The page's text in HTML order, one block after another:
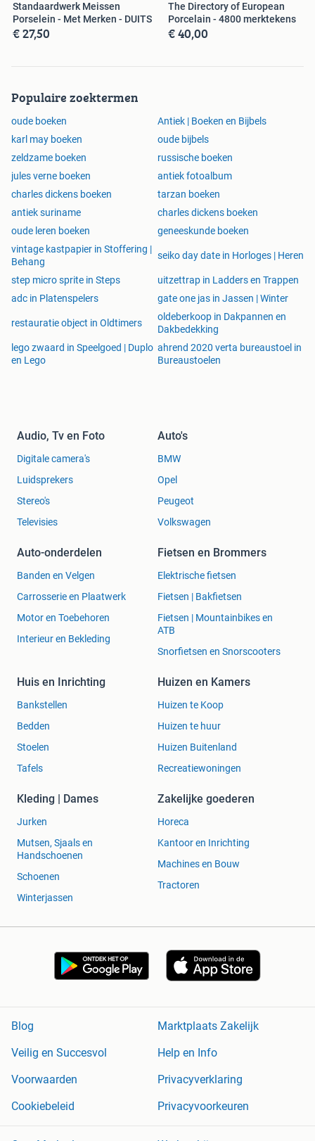
Standaardwerk Meissen
Porselein - Met Merken - DUITS
€ 27,50
The Directory of European
Porcelain - 4800 merktekens
€ 40,00
Populaire zoektermen
oude boeken
Antiek | Boeken en Bijbels
karl may boeken
oude bijbels
zeldzame boeken
russische boeken
jules verne boeken
antiek fotoalbum
charles dickens boeken
tarzan boeken
antiek suriname
charles dickens boeken
oude leren boeken
geneeskunde boeken
vintage kastpapier in Stoffering |
Behang
seiko day date in Horloges | Heren
step micro sprite in Steps
uitzettrap in Ladders en Trappen
adc in Platenspelers
gate one jas in Jassen | Winter
restauratie object in Oldtimers
oldeberkoop in Dakpannen en
Dakbedekking
lego zwaard in Speelgoed | Duplo
en Lego
ahrend 2020 verta bureaustoel in
Bureaustoelen
Audio, Tv en Foto
Digitale camera's
Luidsprekers
Stereo's
Televisies
Auto's
BMW
Opel
Peugeot
Volkswagen
Auto-onderdelen
Banden en Velgen
Carrosserie en Plaatwerk
Motor en Toebehoren
Interieur en Bekleding
Fietsen en Brommers
Elektrische fietsen
Fietsen | Bakfietsen
Fietsen | Mountainbikes en
ATB
Snorfietsen en Snorscooters
Huis en Inrichting
Bankstellen
Bedden
Stoelen
Tafels
Huizen en Kamers
Huizen te Koop
Huizen te huur
Huizen Buitenland
Recreatiewoningen
Kleding | Dames
Jurken
Mutsen, Sjaals en
Handschoenen
Schoenen
Winterjassen
Zakelijke goederen
Horeca
Kantoor en Inrichting
Machines en Bouw
Tractoren
Blog
Marktplaats Zakelijk
Veilig en Succesvol
Help en Info
Voorwaarden
Privacyverklaring
Cookiebeleid
Privacyvoorkeuren